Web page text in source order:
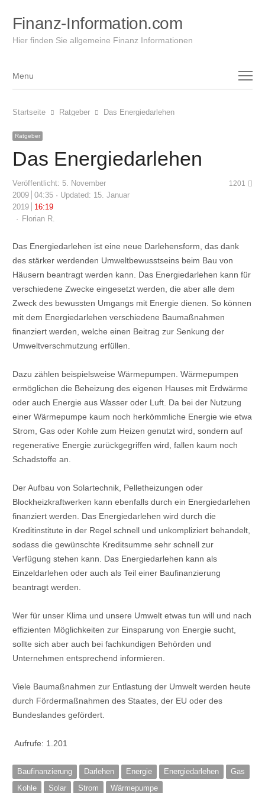
Finanz-Information.com
Hier finden Sie allgemeine Finanz Informationen
Menu
Menu
Startseite Ratgeber Das Energiedarlehen
Ratgeber
Das Energiedarlehen
Veröffentlicht: 5. November
2009
04:35
Updated: 15. Januar
2019
16:19
Author
Florian R.
1201
Das Energiedarlehen ist eine neue Darlehensform, das dank
des stärker werdenden Umweltbewusstseins beim Bau von
Häusern beantragt werden kann. Das Energiedarlehen kann für
verschiedene Zwecke eingesetzt werden, die aber alle dem
Zweck des bewussten Umgangs mit Energie dienen. So können
mit dem Energiedarlehen verschiedene Baumaßnahmen
finanziert werden, welche einen Beitrag zur Senkung der
Umweltverschmutzung erfüllen.
Dazu zählen beispielsweise Wärmepumpen. Wärmepumpen
ermöglichen die Beheizung des eigenen Hauses mit Erdwärme
oder auch Energie aus Wasser oder Luft. Da bei der Nutzung
einer Wärmepumpe kaum noch herkömmliche Energie wie etwa
Strom, Gas oder Kohle zum Heizen genutzt wird, sondern auf
regenerative Energie zurückgegriffen wird, fallen kaum noch
Schadstoffe an.
Der Aufbau von Solartechnik, Pelletheizungen oder
Blockheizkraftwerken kann ebenfalls durch ein Energiedarlehen
finanziert werden. Das Energiedarlehen wird durch die
Kreditinstitute in der Regel schnell und unkompliziert behandelt,
sodass die gewünschte Kreditsumme sehr schnell zur
Verfügung stehen kann. Das Energiedarlehen kann als
Einzeldarlehen oder auch als Teil einer Baufinanzierung
beantragt werden.
Wer für unser Klima und unsere Umwelt etwas tun will und nach
effizienten Möglichkeiten zur Einsparung von Energie sucht,
sollte sich aber auch bei fachkundigen Behörden und
Unternehmen entsprechend informieren.
Viele Baumaßnahmen zur Entlastung der Umwelt werden heute
durch Fördermaßnahmen des Staates, der EU oder des
Bundeslandes gefördert.
Aufrufe: 1.201
Baufinanzierung Darlehen Energie Energiedarlehen
Gas
Kohle
Solar Strom Wärmepumpe